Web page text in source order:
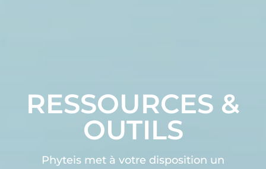
RESSOURCES &
OUTILS
Phyteis met à votre disposition un